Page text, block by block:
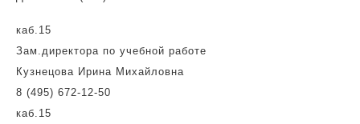
каб.15
Зам.директора по учебной работе
Кузнецова Ирина Михайловна
8 (495) 672-12-50
каб.15